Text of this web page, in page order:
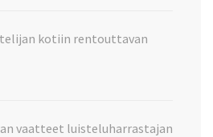
kotiin rentouttavan
vaatteet luisteluharrastajan